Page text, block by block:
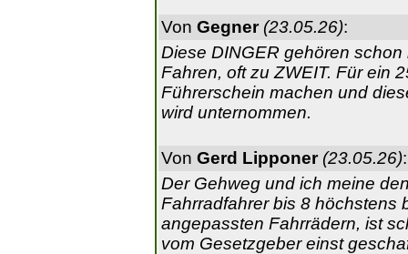
Von Gegner (23.05.26):
Diese DINGER gehören
Fahren, oft zu ZWEIT. Für ein
Führerschein machen und
wird unternommen.
Von Gerd Lipponer (23.05.26):
Der Gehweg und ich meine
Fahrradfahrer bis 8 höchstens
angepassten Fahrrädern, ist
vom Gesetzgeber einst